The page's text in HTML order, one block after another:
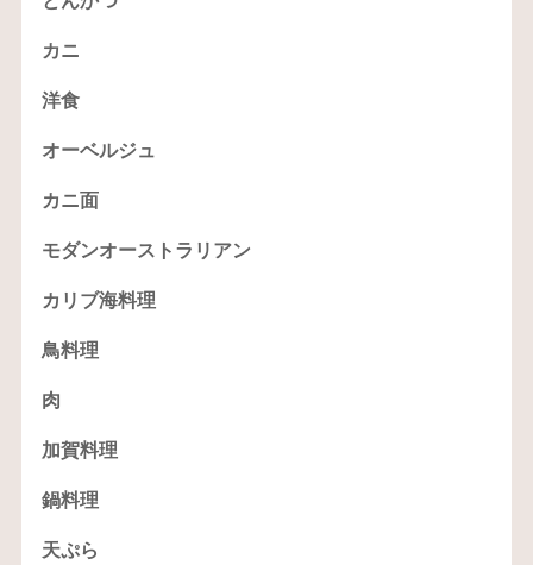
カニ
洋食
オーベルジュ
カニ面
モダンオーストラリアン
カリブ海料理
鳥料理
肉
加賀料理
鍋料理
天ぷら